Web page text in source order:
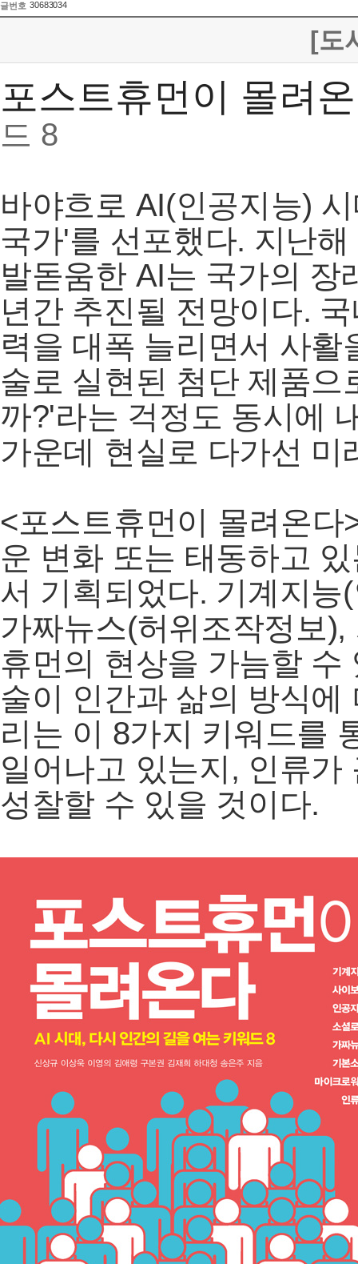
글번호 30683034
[도
포스트휴먼이 몰려
드 8
바야흐로 AI(인공지능)
국가'를 선포했다. 지난
발돋움한 AI는 국가의 장
년간 추진될 전망이다.
력을 대폭 늘리면서 사
술로 실현된 첨단 제품
까?'라는 걱정도 동시에
가운데 현실로 다가선
<포스트휴먼이 몰려온
운 변화 또는 태동하고
서 기획되었다. 기계지능
가짜뉴스(허위조작정보
휴먼의 현상을 가늠할
술이 인간과 삶의 방식
리는 이 8가지 키워드를
일어나고 있는지, 인류
성찰할 수 있을 것이다.